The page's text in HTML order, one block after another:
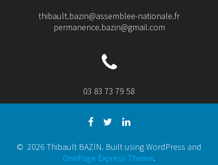
thibault.bazin@assemblee-nationale.fr
permanence.bazin@gmail.com
03 83 73 79 58
© 2026 Thibault BAZIN. Built using WordPress and
OnePage Express Theme.